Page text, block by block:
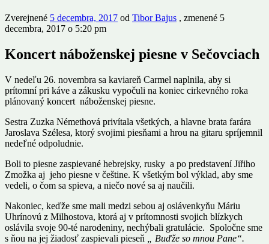
Zverejnené 5 decembra, 2017 od Tibor Bajus , zmenené 5
decembra, 2017 o 5:20 pm
Koncert náboženskej piesne v Sečovciach
V nedeľu 26. novembra sa kaviareň Carmel naplnila, aby si
prítomní pri káve a zákusku vypočuli na koniec cirkevného roka
plánovaný koncert náboženskej piesne.
Sestra Zuzka Némethová privítala všetkých, a hlavne brata farára
Jaroslava Szélesa, ktorý svojimi piesňami a hrou na gitaru spríjemnil
nedeľné odpoludnie.
Boli to piesne zaspievané hebrejsky, rusky a po predstavení Jiřiho
Zmožka aj jeho piesne v češtine. K všetkým bol výklad, aby sme
vedeli, o čom sa spieva, a niečo nové sa aj naučili.
Nakoniec, keďže sme mali medzi sebou aj oslávenkyňu Máriu
Uhrínovú z Milhostova, ktorá aj v prítomnosti svojich blízkych
oslávila svoje 90-té narodeniny, nechýbali gratulácie. Spoločne sme
s ňou na jej žiadosť zaspievali pieseň
„ Buďže so mnou Pane“.